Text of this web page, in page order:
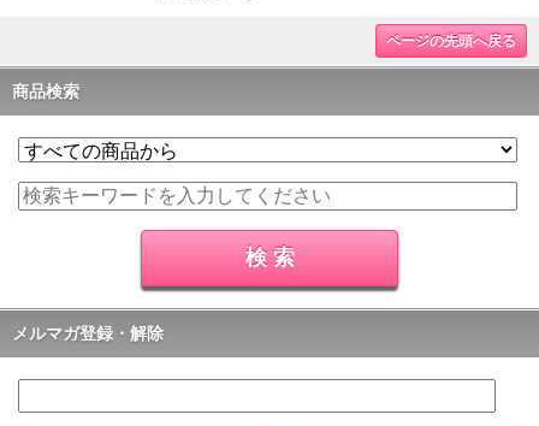
ページの先頭へ戻る
商品検索
メルマガ登録・解除